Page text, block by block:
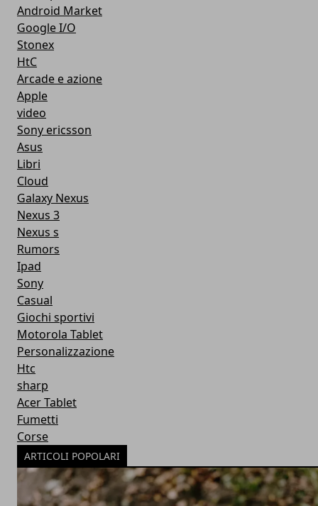
Android Market
Google I/O
Stonex
HtC
Arcade e azione
Apple
video
Sony ericsson
Asus
Libri
Cloud
Galaxy Nexus
Nexus 3
Nexus s
Rumors
Ipad
Sony
Casual
Giochi sportivi
Motorola Tablet
Personalizzazione
Htc
sharp
Acer Tablet
Fumetti
Corse
ARTICOLI POPOLARI